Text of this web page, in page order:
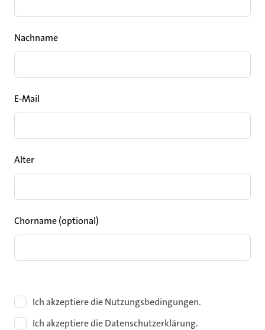
blank
Nachname
E-Mail
Alter
Chorname(optional)
Ich akzeptiere die Nutzungsbedingungen.
Ich akzeptiere die Datenschutzerklärung.